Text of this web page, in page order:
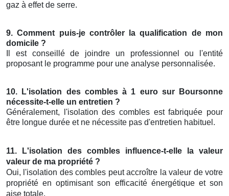
gaz à effet de serre.
9. Comment puis-je contrôler la qualification de mon
domicile ?
Il est conseillé de joindre un professionnel ou l'entité
proposant le programme pour une analyse personnalisée.
10. L'isolation des combles à 1 euro sur Boursonne
nécessite-t-elle un entretien ?
Généralement, l'isolation des combles est fabriquée pour
être longue durée et ne nécessite pas d'entretien habituel.
11. L'isolation des combles influence-t-elle la valeur
valeur de ma propriété ?
Oui, l'isolation des combles peut accroître la valeur de votre
propriété en optimisant son efficacité énergétique et son
aise totale.